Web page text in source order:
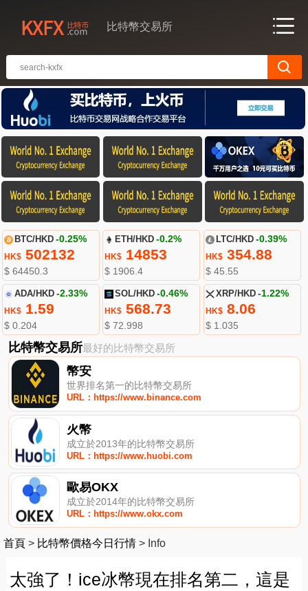
比特幣交易所
BTC/HKD -0.25%
HK$502132
$ 64450.3
ETH/HKD -0.2%
HK$ 14853
$ 1906.4
LTC/HKD -0.39%
HK$354.88
$ 45.55
ADA/HKD -2.33%
HK$1.59
$ 0.204
SOL/HKD -0.46%
HK$ 568.73
$ 72.998
XRP/HKD -1.22%
HK$8.06
$ 1.035
比特幣交易所最好的比特幣交易所
幣安
世界排名第一的比特幣交易所
URL：https://www.binance.com
火幣
成立於2013年的比特幣交易所
URL：https://www.huobi.com
歐易OKX
成立於2014年的比特幣交易所
URL：https://www.okx.com
首頁 > 比特幣價格今日行情 > Info
太強了！ice冰幣現在排名第二，這是